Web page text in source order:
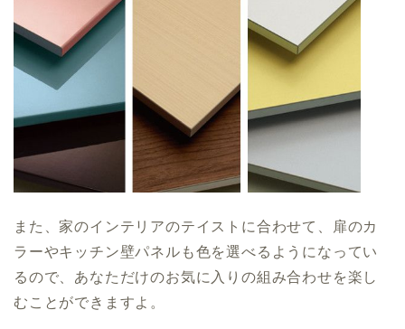
また、家のインテリアのテイストに合わせて、扉のカ
ラーやキッチン壁パネルも色を選べるようになってい
るので、あなただけのお気に入りの組み合わせを楽し
むことができますよ。